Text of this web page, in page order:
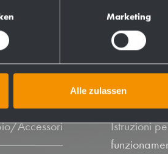
Marketing
Alle zulassen
Accessori
Istruzioni